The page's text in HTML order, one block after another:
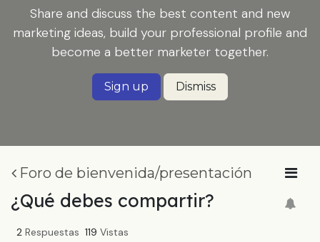
Share and discuss the best content and new
marketing ideas, build your professional profile and
become a better marketer together.
Sign up Dismiss
Foro de bienvenida/presentación
¿Qué debes compartir?
2 Respuestas 119 Vistas